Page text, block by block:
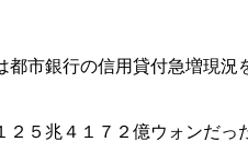
市銀行の信用貸付急増現況
５兆４１７２億ウォンだっ